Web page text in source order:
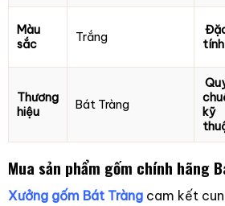
Màu
sắc
Trắng
tính
Thương
hiệu
Bát Tràng
kỹ
Mua sản phẩm gốm chính hãng
Xưởng gốm Bát Tràng cam kết